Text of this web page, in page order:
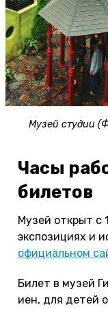
Музей студии
Часы
билетов
Музей открыт с
экспозициях и
официальном
Билет в музей
иен, для детей